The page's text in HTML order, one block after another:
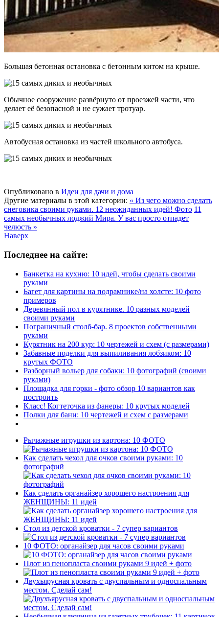
Большая бетонная остановка с бетонным китом на крыше.
Обычное сооружение развёрнуто от проезжей части, что
делает её безопасной и не сужает тротуар.
Автобусная остановка из частей школьного автобуса.
Опубликовано в Идеи для дачи и дома
Другие материалы в этой категории: « Из чего можно сделать
снеговика своими руками. 12 неожиданных идей! Фото 11
самых необычных лоджий Мира. У вас просто отпадет
челюсть »
Наверх
Последнее на сайте:
Банкетка на кухню: 10 идей, чтобы сделать своими
руками
Багет для картины на подрамнике/на холсте: 10 фото
примеров
Деревянный пол в курятнике. 10 разных моделей
своими руками
Пограничный столб-бар. 8 проектов собственными
руками
Курятник на 200 кур: 10 чертежей и схем (с размерами)
Забавные поделки для выпиливания лобзиком: 10
крутых ФОТО
Разборный вольер для собаки: 10 фотографий (своими
руками)
Площадка для горки - фото обзор 10 вариантов как
построить
Класс! Когтеточка из фанеры: 10 крутых моделей
Полки для бани: 10 чертежей и схем с размерами
Рычажные игрушки из картона: 10 ФОТО
Как сделать чехол для очков своими руками: 10
фотографий
Как сделать органайзер хорошего настроения для
ЖЕНЩИНЫ: 11 идей
Стол из детской кроватки - 7 супер вариантов
10 ФОТО: органайзер для часов своими руками
Плот из пенопласта своими руками 9 идей + фото
Двухъярусная кровать с двуспальным и односпальным
местом. Сделай сам!